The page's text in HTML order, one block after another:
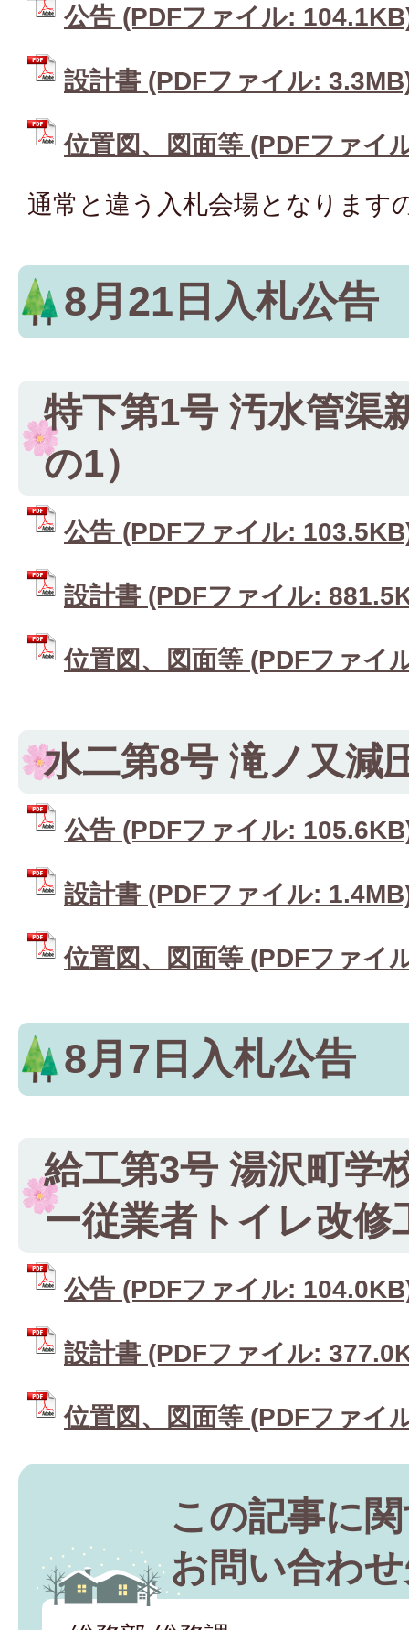
公告 (PDFファイル:
設計書 (PDFファイル:
位置図、図面等 (PDFファイ
通常と違う入札会場となります
8月21日入札公告
特下第1号 汚水管渠
の1）
公告 (PDFファイル:
設計書 (PDFファイル:
位置図、図面等 (PDFファイ
水二第8号 滝ノ又減
公告 (PDFファイル:
設計書 (PDFファイル:
位置図、図面等 (PDFファイ
8月7日入札公告
給工第3号 湯沢町学
ー従業者トイレ改修
公告 (PDFファイル:
設計書 (PDFファイル:
位置図、図面等 (PDFファイ
この記事に
お問い合わ